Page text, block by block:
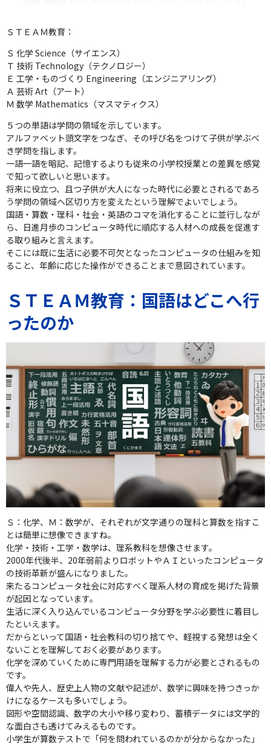
ＳＴＥＡＭ教育：
Ｓ 化学 Science（サイエンス）
Ｔ 技術 Technology（テクノロジー）
Ｅ 工学・ものづくり Engineering（エンジニアリング）
Ａ 芸術 Art（アート）
Ｍ 数学 Mathematics（マスマティクス）
５つの単語は学問の領域を示しています。
アルファベット頭文字をつなぎ、その呼び名をつけて子供が学ぶべ
き学問を指します。
一語一語を暗記、記憶するよりも従来の小学校授業との差異を感覚
で知って欲しいと思います。
将来に役立つ、且つ子供が大人になった時代に必要とされるであろ
う学問の領域へ区切り方を変えたという理解でよいでしょう。
国語・算数・理科・社会・英語のコマを消化することに並行しなが
ら、日進月歩のコンピュータ時代に順応する人材への成長を促進す
る取り組みと言えます。
そこには既に生活に必要不可欠となったコンピュータの仕組みを知
ること、年齢に応じた操作ができることまで意図されています。
ＳＴＥＡＭ教育：国語はどこへ行
ったのか
Ｓ：化学、Ｍ：数学が、それぞれが文字通りの理科と算数を指すこ
とは簡単に想像できますね。
化学・技術・工学・数学は、理系教科を想像させます。
2000年代後半、20年弱前よりロボットやＡＩといったコンピュータ
の技術革新が盛んになりました。
来たるコンピュータ社会に対応すべく理系人材の育成を掲げた背景
が起因となっています。
生活に深く入り込んでいるコンピュータ分野を学ぶ必要性に着目し
たといえます。
だからといって国語・社会教科の切り捨てや、軽視する発想は全く
ないことを理解しておく必要があります。
化学を深めていくために専門用語を理解する力が必要とされるもの
です。
偉人や先人、歴史上人物の文献や記述が、数学に興味を持つきっか
けになるケースも多いでしょう。
図形や空間認識、数字の大小や移り変わり、蓄積データには文学的
な面白さも透けてみえるものです。
小学生が算数テストで「何を問われているのかが分からなかった」